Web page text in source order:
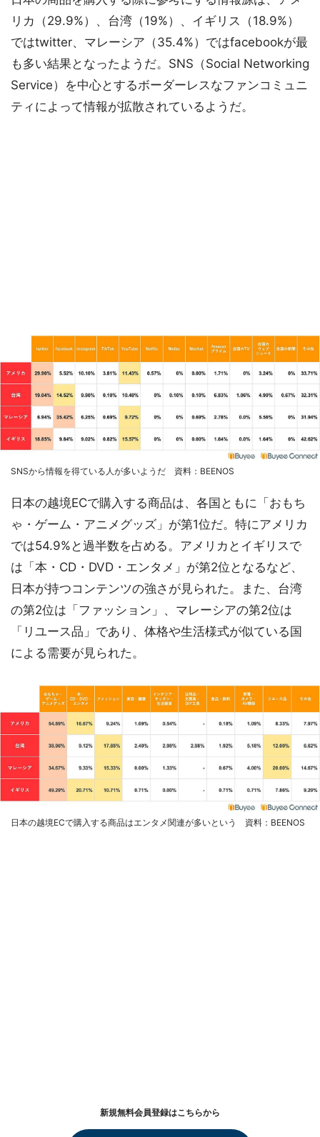
リカ（29.9%）、台湾（19%）、イギリス（18.9%）
ではtwitter、マレーシア（35.4%）ではfacebookが最
も多い結果となったようだ。SNS（Social Networking
Service）を中心とするボーダーレスなファンコミュニ
ティによって情報が拡散されているようだ。
SNSから情報を得ている人が多いようだ 資料：BEENOS
日本の越境ECで購入する商品は、各国ともに「おもち
ゃ・ゲーム・アニメグッズ」が第1位だ。特にアメリカ
では54.9%と過半数を占める。アメリカとイギリスで
は「本・CD・DVD・エンタメ」が第2位となるなど、
日本が持つコンテンツの強さが見られた。また、台湾
の第2位は「ファッション」、マレーシアの第2位は
「リユース品」であり、体格や生活様式が似ている国
による需要が見られた。
日本の越境ECで購入する商品はエンタメ関連が多いという 資料：BEENOS
新規無料会員登録はこちらから